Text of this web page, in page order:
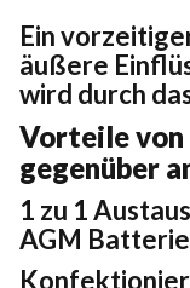
Ein
äußere
wird durch
Vorteile
gegenüber
1 zu 1
AGM